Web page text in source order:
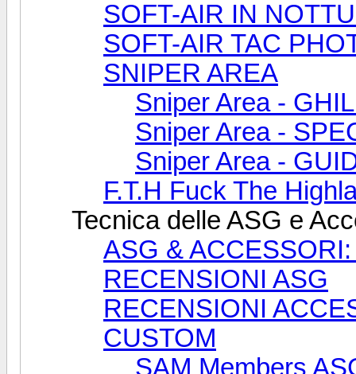
SOFT-AIR IN
SOFT-AIR TAC
SNIPER AREA
Sniper Area -
Sniper Area -
Sniper Area -
F.T.H Fuck The
Tecnica delle ASG e
ASG &
RECENSIONI ASG
RECENSIONI
CUSTOM
SAM Members